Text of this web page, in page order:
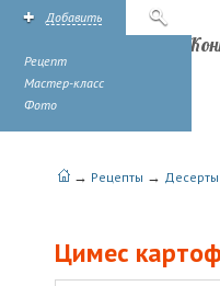
Добавить
Рецепт
Мастер-класс
Фото
→ Рецепты → Десерты
Цимес